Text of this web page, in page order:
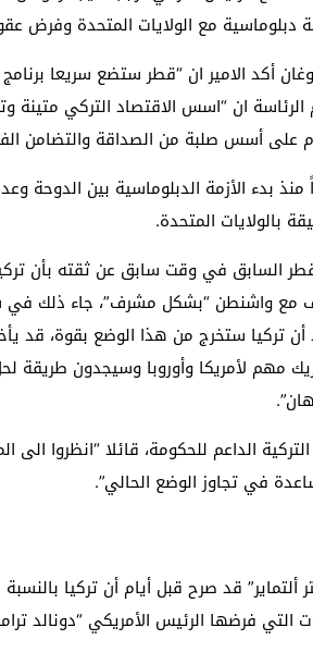
دبلوماسية مع الولايات المتحدة وفرض
الرئاسة ان “اسس الاقتصاد التركي
على أسس صلبة من الصداقة والتضامن
منذ بدء الأزمة الدبلوماسية بين
بالولايات المتحدة.
السابق في وقت سابق عن ثقته بأن
مع واشنطن “بشكل مشرف”، جاء ذلك
تركيا ستخرج من هذا الوضع بقوة، قد
مهم لأمريكا وأوروبا وسيجدون
الداعم للحكومة، قائلا “انظروا الى
في تجاوز الوضع الحالي”.
ألتماير” قد صرح قبل أيام أن تركيا
التي فرضها الرئيس الأمريكي “دونالد